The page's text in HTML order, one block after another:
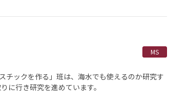
MS
チックを作る」班は、海水でも使えるのか研究す
に行き研究を進めています。